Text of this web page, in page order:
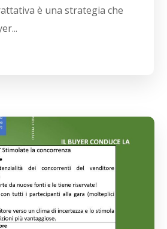
è una strategia che